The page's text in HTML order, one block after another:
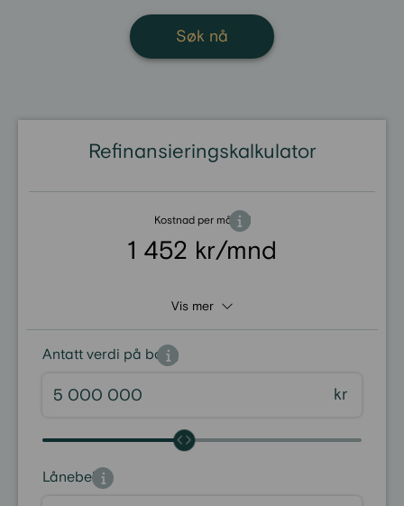
Søk nå
Refinansieringskalkulator
Kostnad per måned
1 452 kr/mnd
Vis mer
Antatt verdi på bolig
kr
Lånebeløp